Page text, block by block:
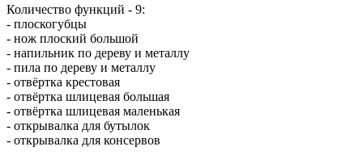
Количество функций - 9:
- плоскогубцы
- нож плоский большой
- напильник по дереву и металлу
- пила по дереву и металлу
- отвёртка крестовая
- отвёртка шлицевая большая
- отвёртка шлицевая маленькая
- открывалка для бутылок
- открывалка для консервов